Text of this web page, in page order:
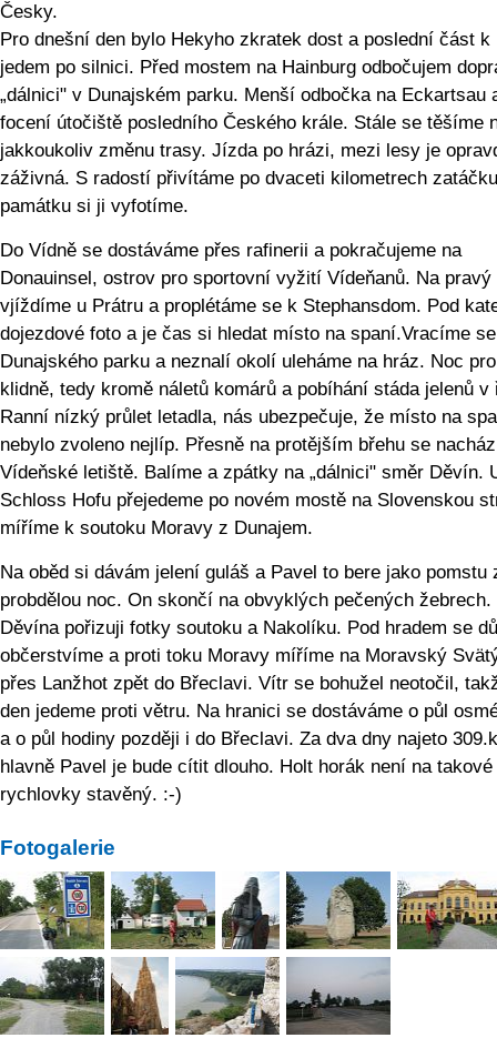
Česky.
Pro dnešní den bylo Hekyho zkratek dost a poslední část k
jedem po silnici. Před mostem na Hainburg odbočujem
„dálnici" v Dunajském parku. Menší odbočka na Eckartsau
focení útočiště posledního Českého krále. Stále se těšíme
jakkoukoliv změnu trasy. Jízda po hrázi, mezi lesy je
záživná. S radostí přivítáme po dvaceti kilometrech
památku si ji vyfotíme.
Do Vídně se dostáváme přes rafinerii a pokračujeme na
Donauinsel, ostrov pro sportovní vyžití Vídeňanů. Na pravý
vjíždíme u Prátru a proplétáme se k Stephansdom. Pod
dojezdové foto a je čas si hledat místo na spaní.Vracíme
Dunajského parku a neznalí okolí uleháme na hráz. Noc
klidně, tedy kromě náletů komárů a pobíhání stáda jelenů v
Ranní nízký průlet letadla, nás ubezpečuje, že místo na
nebylo zvoleno nejlíp. Přesně na protějším břehu se
Vídeňské letiště. Balíme a zpátky na „dálnici" směr Děvín.
Schloss Hofu přejedeme po novém mostě na Slovenskou
míříme k soutoku Moravy z Dunajem.
Na oběd si dávám jelení guláš a Pavel to bere jako pomstu
probdělou noc. On skončí na obvyklých pečených žebrech.
Děvína pořizuji fotky soutoku a Nakolíku. Pod hradem se
občerstvíme a proti toku Moravy míříme na Moravský
přes Lanžhot zpět do Břeclavi. Vítr se bohužel neotočil,
den jedeme proti větru. Na hranici se dostáváme o půl
a o půl hodiny později i do Břeclavi. Za dva dny najeto
hlavně Pavel je bude cítit dlouho. Holt horák není na takové
rychlovky stavěný. :-)
Fotogalerie